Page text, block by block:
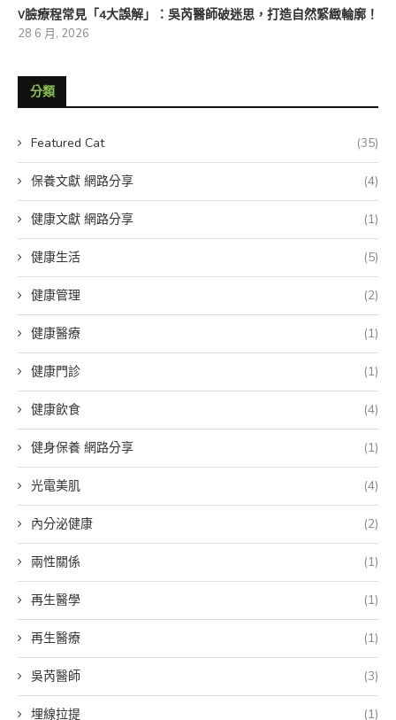
V臉療程常見「4大誤解」：吳芮醫師破迷思，打造自然緊緻輪廓！
28 6 月, 2026
分類
Featured Cat (35)
保養文獻 網路分享 (4)
健康文獻 網路分享 (1)
健康生活 (5)
健康管理 (2)
健康醫療 (1)
健康門診 (1)
健康飲食 (4)
健身保養 網路分享 (1)
光電美肌 (4)
內分泌健康 (2)
兩性關係 (1)
再生醫學 (1)
再生醫療 (1)
吳芮醫師 (3)
埋線拉提 (1)